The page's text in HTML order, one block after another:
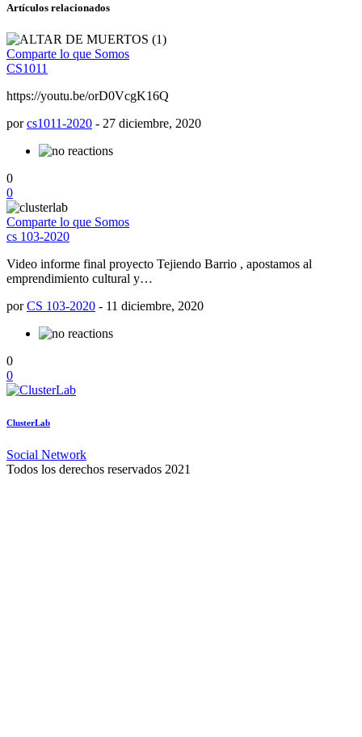
Artículos relacionados
Comparte lo que Somos
CS1011
https://youtu.be/orD0VcgK16Q
porcs1011-2020 - 27 diciembre, 2020
0
0
Comparte lo que Somos
cs 103-2020
Video informe final proyecto Tejiendo Barrio , apostamos al
emprendimiento cultural y…
porCS 103-2020 - 11 diciembre, 2020
0
0
ClusterLab
Social Network
Todos los derechos reservados 2021